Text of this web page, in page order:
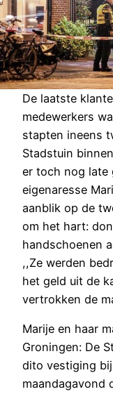
De laatste
medewerkers
stapten ineens
Stadstuin
er toch nog late
eigenaresse
aanblik op de
om het hart:
handschoenen
,,Ze werden
het geld uit de
vertrokken de
Marije en haar
Groningen: De
dito vestiging
maandagavond